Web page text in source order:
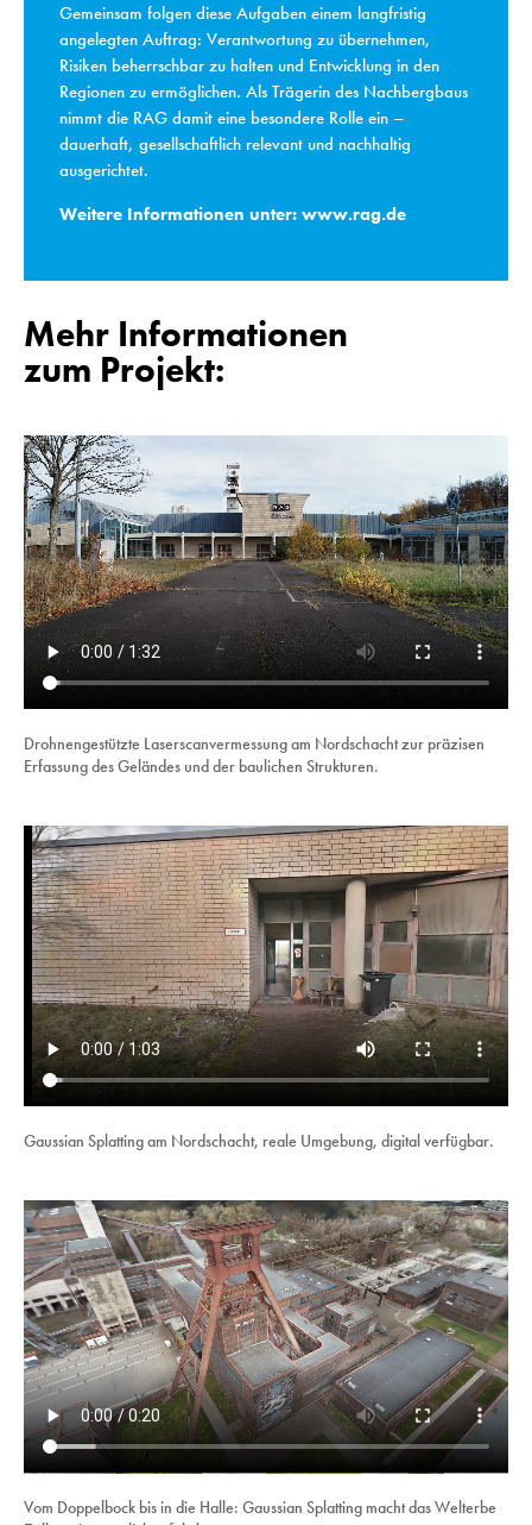
Gemeinsam folgen diese Aufgaben einem langfristig
angelegten Auftrag: Verantwortung zu übernehmen,
Risiken beherrschbar zu halten und Entwicklung in den
Regionen zu ermöglichen. Als Trägerin des Nachbergbaus
nimmt die RAG damit eine besondere Rolle ein –
dauerhaft, gesellschaftlich relevant und nachhaltig
ausgerichtet.
Weitere Informationen unter: www.rag.de
Mehr Informationen
zum Projekt:
Drohnengestützte Laserscanvermessung am Nordschacht zur präzisen
Erfassung des Geländes und der baulichen Strukturen.
Gaussian Splatting am Nordschacht, reale Umgebung, digital verfügbar.
Vom Doppelbock bis in die Halle: Gaussian Splatting macht das Welterbe